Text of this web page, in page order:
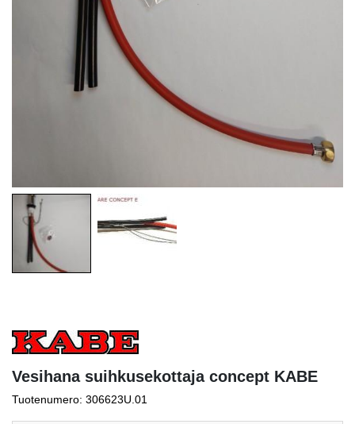
Vesihana suihkusekottaja concept KABE
Tuotenumero: 306623U.01